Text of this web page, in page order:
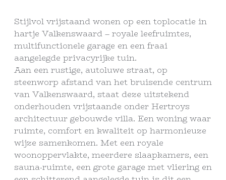
Stijlvol vrijstaand wonen op een toplocatie in
hartje Valkenswaard – royale leefruimtes,
multifunctionele garage en een fraai
aangelegde privacyrijke tuin.
Aan een rustige, autoluwe straat, op
steenworp afstand van het bruisende centrum
van Valkenswaard, staat deze uitstekend
onderhouden vrijstaande onder Hertroys
architectuur gebouwde villa. Een woning waar
ruimte, comfort en kwaliteit op harmonieuze
wijze samenkomen. Met een royale
woonoppervlakte, meerdere slaapkamers, een
sauna-ruimte, een grote garage met vliering en